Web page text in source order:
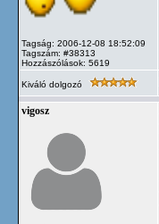
Tagság: 2006-12-08 18:52:09
Tagszám: #38313
Hozzászólások: 5619
Kiváló dolgozó
vigosz